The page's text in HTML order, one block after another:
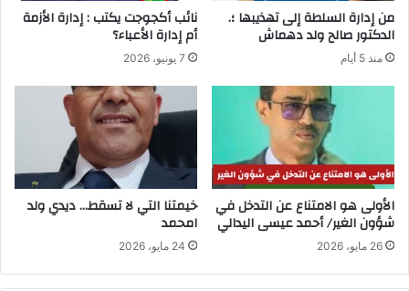
من إدارة السلطة إلى تهذيبها ؛.
الدكتور صالح ولد دهماش
منذ 5 أيام
نائب أكجوجت يكتب : إدارة الأزمة
أم إدارة الأعباء؟
7 يونيو، 2026
الأولى هو الامتناع عن التدخل في
شؤون الغير/ أحمد عيسى اليدالي
26 مايو، 2026
خيمتنا التي لا تسقط… ديدي ولد
امحمد
24 مايو، 2026